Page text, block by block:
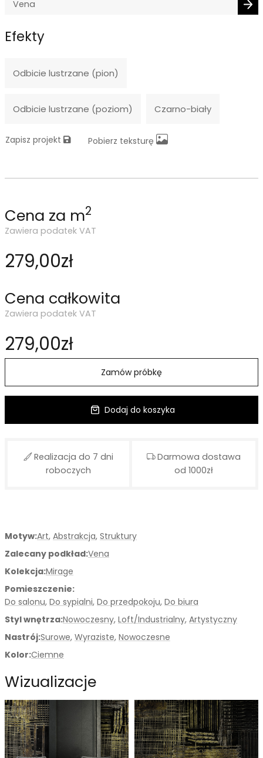
Motyw:Art, Abstrakcja, Struktury
Zalecany podkład:Vena
Kolekcja:Mirage
Pomieszczenie:
Do salonu, Do sypialni, Do przedpokoju, Do biura
Styl wnętrza:Nowoczesny, Loft/Industrialny, Artystyczny
Nastrój:Surowe, Wyraziste, Nowoczesne
Kolor:Ciemne
Wizualizacje
Efekty
Odbicie lustrzane (pion)
Odbicie lustrzane (poziom) Czarno-biały
Zapisz projekt Pobierz teksturę
Cena za m2
Zawiera podatek VAT
279,00zł
Cena całkowita
Zawiera podatek VAT
279,00zł
Zamów próbkę
Dodaj do koszyka
Realizacja do 7 dni
roboczych
Darmowa dostawa
od 1000zł